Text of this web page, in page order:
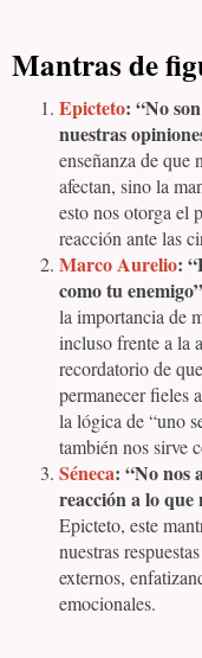
Mantras de
Epicteto: “No
nuestras
enseñanza de que
afectan, sino la
esto nos otorga el
reacción ante las
Marco Aurelio:
como tu enemigo”
la importancia de
incluso frente a la
recordatorio de
permanecer fieles
la lógica de “uno
también nos sirve
Séneca: “No nos
reacción a lo que
Epicteto, este
nuestras
externos,
emocionales.